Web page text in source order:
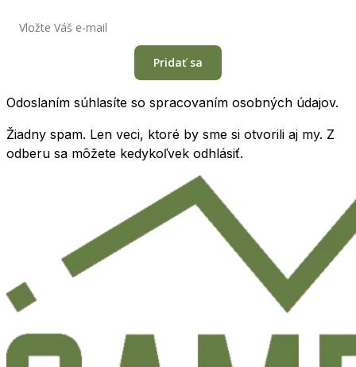
Pridať sa
Odoslaním súhlasíte so spracovaním osobných údajov.
Žiadny spam. Len veci, ktoré by sme si otvorili aj my. Z
odberu sa môžete kedykoľvek odhlásiť.